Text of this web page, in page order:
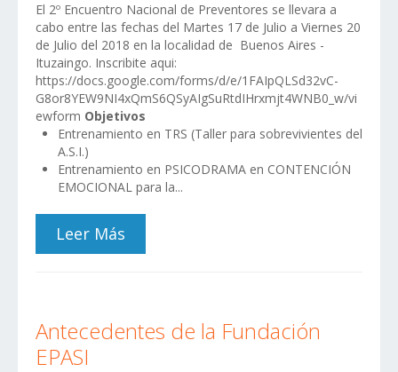
El 2º Encuentro Nacional de Preventores se llevara a
cabo entre las fechas del Martes 17 de Julio a Viernes 20
de Julio del 2018 en la localidad de Buenos Aires -
Ituzaingo. Inscribite aqui:
https://docs.google.com/forms/d/e/1FAIpQLSd32vC-
G8or8YEW9NI4xQmS6QSyAIgSuRtdIHrxmjt4WNB0_w/vi
ewform Objetivos
Entrenamiento en TRS (Taller para sobrevivientes del
A.S.I.)
Entrenamiento en PSICODRAMA en CONTENCIÓN
EMOCIONAL para la...
Leer Más
Antecedentes de la Fundación
EPASI